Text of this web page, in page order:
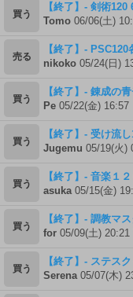
買う
【終了】- 剣術120
Tomo 06/06(土)
売る
【終了】-
nikoko 05/24(日)
買う
【終了】- 錬成の
Pe 05/22(金) 16:57
買う
【終了】- 受け流
Jugemu 05/19(火)
買う
【終了】- 音楽１
asuka05/15(金)
買う
【終了】- 調教マ
for 05/09(土) 20:21
買う
【終了】- ステ
Serena05/07(木)